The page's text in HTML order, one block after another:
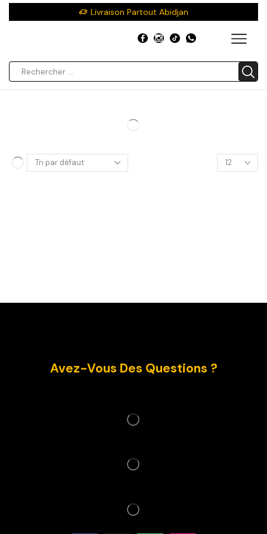
Livraison Partout Abidjan
Avez-Vous Des Questions ?